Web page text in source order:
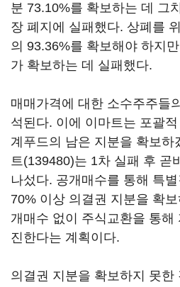
분 73.10%를 확보하는 데 그
장 폐지에 실패했다. 상폐를
의 93.36%를 확보해야 하지
가 확보하는 데 실패했다.
매매가격에 대한 소수주주들
석된다. 이에 이마트는 포괄
계푸드의 남은 지분을 확보하
트(139480)는 1차 실패 후 곧
나섰다. 공개매수를 통해 특
70% 이상 의결권 지분을 확
개매수 없이 주식교환을 통해
진한다는 계획이다.
의결권 지분을 확보하지 못한